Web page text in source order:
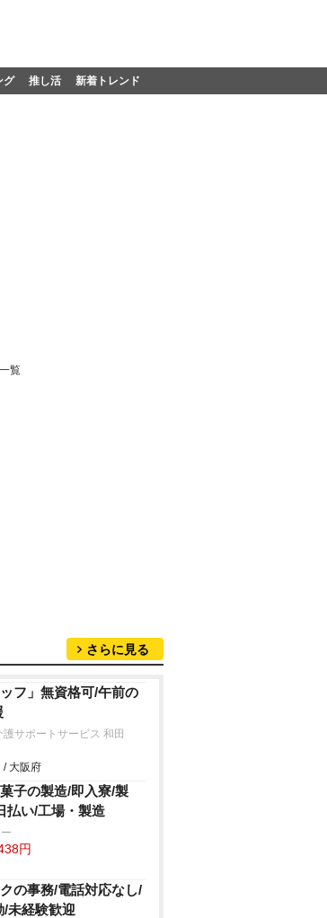
グ 推し活 新着トレンド
覧
さらに見る
ッフ」無資格可/午前の
サポートサービス 和田
/ 大阪府
子の製造/即入寮/製
払い/工場・製造
円
の事務/電話対応なし/
未経験歓迎